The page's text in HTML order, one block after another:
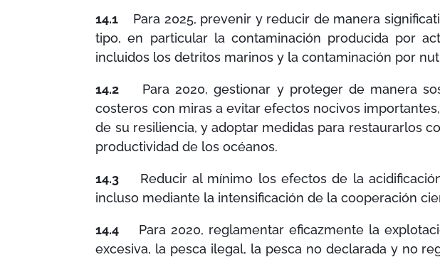
14.1
Para 2025, prevenir y reducir de manera
tipo, en particular la contaminación producida por
incluidos los detritos marinos y la contaminación por
14.2 Para 2020, gestionar y proteger de manera
costeros con miras a evitar efectos nocivos
de su resiliencia, y adoptar medidas para restaurarlos
productividad de los océanos.
14.3 Reducir al mínimo los efectos de la
incluso mediante la intensificación de la cooperación
14.4
Para 2020, reglamentar eficazmente la
excesiva, la pesca ilegal, la pesca no declarada y no